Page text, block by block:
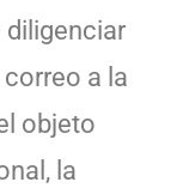
diligenciar
a la
objeto
la